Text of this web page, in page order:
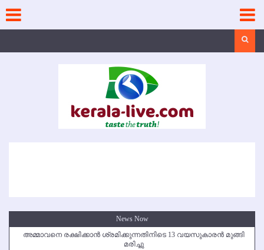
content
News Now
അമ്മാവനെ രക്ഷിക്കാന്‍ ശ്രമിക്കുന്നതിനിടെ 13 വയസുകാരന്‍ മുങ്ങി
മരിച്ചു